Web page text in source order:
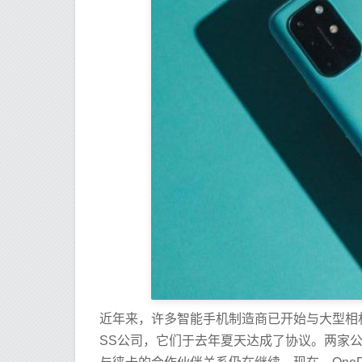
近年来，许多智能手机制造商已开始与大型
SS公司，它们于去年夏天达成了协议。两家